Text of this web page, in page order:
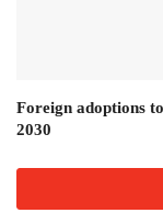
Foreign adoptions
2030